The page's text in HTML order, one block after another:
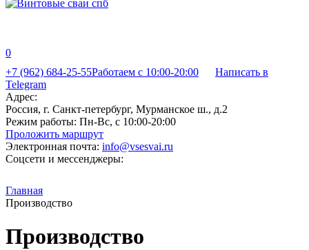
0
+7 (962) 684-25-55Работаем с 10:00-20:00
Написать в
Telegram
Адрес:
Россия, г. Санкт-петербург, Мурманское ш., д.2
Режим работы: Пн-Вс, с 10:00-20:00
Проложить маршрут
Электронная почта: info@vsesvai.ru
Соцсети и мессенджеры:
Главная
Производство
Производство